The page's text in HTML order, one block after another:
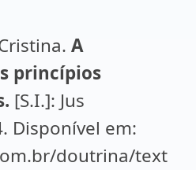
A
princípios
[S.I.]: Jus
Disponível em:
doutrina/text